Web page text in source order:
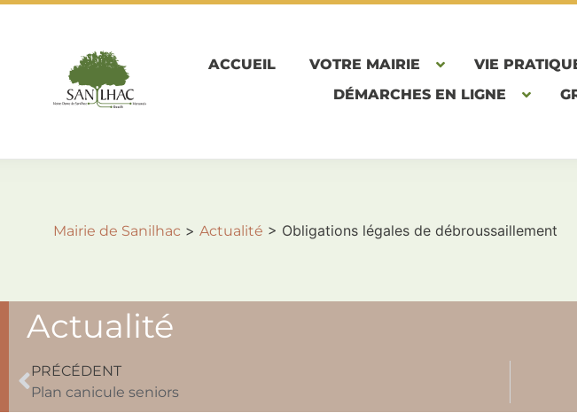
ACCUEIL VOTRE MAIRIE VIE
DÉMARCHES EN LIGNE
Mairie de Sanilhac > Actualité > Obligations légales de débroussaillement
Actualité
PRÉCÉDENT
Plan canicule seniors